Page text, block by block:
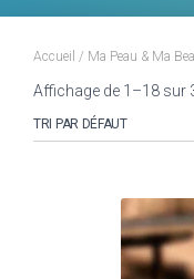
Accueil / Ma Peau & Ma
Affichage de 1–18 sur